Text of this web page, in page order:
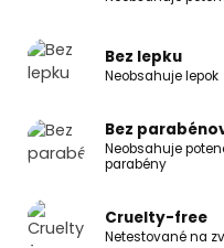
Bez lepku
Neobsahuje lepok
Bez
Neobsahuje
parabény
Cruelty-free
Netestované na